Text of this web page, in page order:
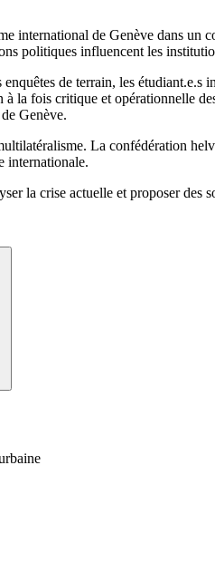
international de Genève dans
politiques influencent les
de terrain, les
la fois critique et opérationnelle
Genève.
La confédération
internationale.
la crise actuelle et proposer des